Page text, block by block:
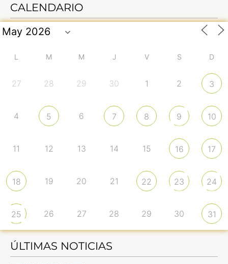
CALENDARIO
L M M J V S D
27 28 29 30 1 2 3
4 5 6 7 8 9 10
11 12 13 14 15 16 17
18 19 20 21 22 23 24
25 26 27 28 29 30 31
ÚLTIMAS NOTICIAS